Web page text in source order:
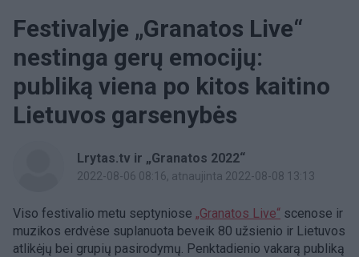
Festivalyje „Granatos Live“
nestinga gerų emocijų:
publiką viena po kitos kaitino
Lietuvos garsenybės
Lrytas.tv ir „Granatos 2022“
2022-08-06 08:16, atnaujinta 2022-08-08 13:13
Viso festivalio metu septyniose „Granatos Live“ scenose ir
muzikos erdvėse suplanuota beveik 80 užsienio ir Lietuvos
atlikėjų bei grupių pasirodymų. Penktadienio vakarą publiką